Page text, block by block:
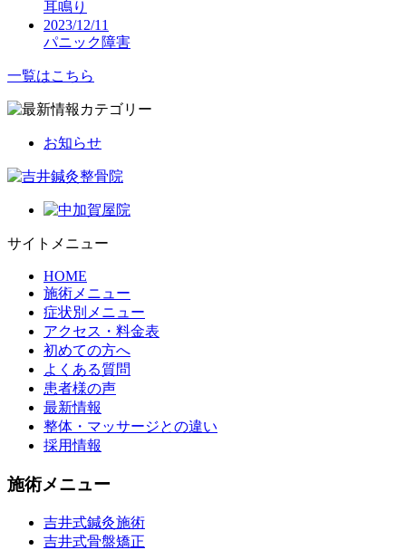
耳鳴り
2023/12/11
パニック障害
一覧はこちら
お知らせ
サイトメニュー
HOME
施術メニュー
症状別メニュー
アクセス・料金表
初めての方へ
よくある質問
患者様の声
最新情報
整体・マッサージとの違い
採用情報
施術メニュー
吉井式鍼灸施術
吉井式骨盤矯正